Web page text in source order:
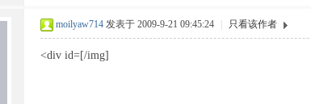
moilyaw714 发表于 2009-9-21 09:45:24 只看该作者
<div id=[/img]